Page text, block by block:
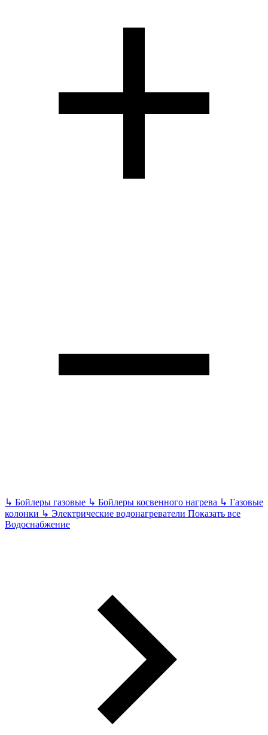
↳ Бойлеры газовые ↳ Бойлеры косвенного нагрева ↳ Газовые
колонки ↳ Электрические водонагреватели Показать все
Водоснабжение